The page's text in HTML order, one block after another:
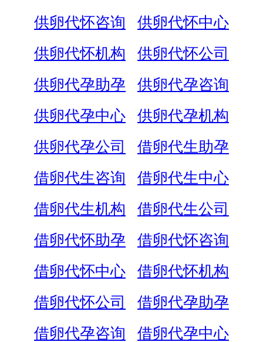
供卵代怀咨询
供卵代怀中心
供卵代怀机构
供卵代怀公司
供卵代孕助孕
供卵代孕咨询
供卵代孕中心
供卵代孕机构
供卵代孕公司
借卵代生助孕
借卵代生咨询
借卵代生中心
借卵代生机构
借卵代生公司
借卵代怀助孕
借卵代怀咨询
借卵代怀中心
借卵代怀机构
借卵代怀公司
借卵代孕助孕
借卵代孕咨询
借卵代孕中心